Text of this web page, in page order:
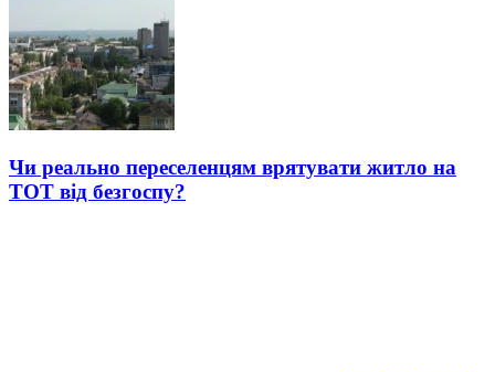
Чи реально переселенцям врятувати житло на
ТОТ від безгоспу?